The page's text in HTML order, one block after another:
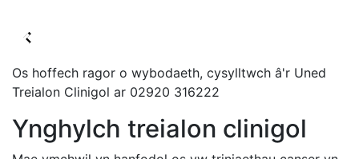
Os hoffech ragor o wybodaeth, cysylltwch â'r Uned
Treialon Clinigol ar 02920 316222
Ynghylch treialon clinigol